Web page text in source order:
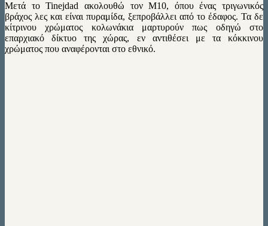
Μετά το Tinejdad ακολουθώ τον Μ10, όπου ένας τριγωνικός
βράχος λες και είναι πυραμίδα, ξεπροβάλλει από το έδαφος. Τα δε
κίτρινου χρώματος κολωνάκια μαρτυρούν πως οδηγώ στο
επαρχιακό δίκτυο της χώρας, εν αντιθέσει με τα κόκκινου
χρώματος που αναφέρονται στο εθνικό.